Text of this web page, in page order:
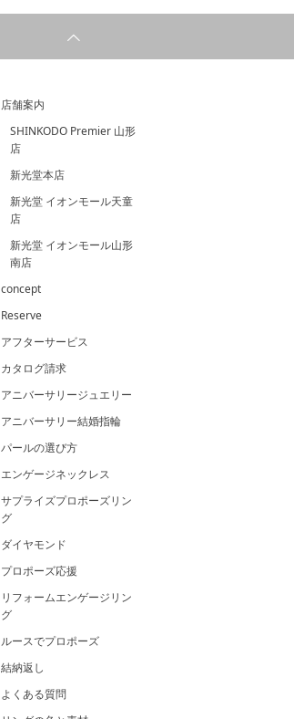
店舗案内
SHINKODO Premier 山形
店
新光堂本店
新光堂 イオンモール天童
店
新光堂 イオンモール山形
南店
concept
Reserve
アフターサービス
カタログ請求
アニバーサリージュエリー
アニバーサリー結婚指輪
パールの選び方
エンゲージネックレス
サプライズプロポーズリン
グ
ダイヤモンド
プロポーズ応援
リフォームエンゲージリン
グ
ルースでプロポーズ
結納返し
よくある質問